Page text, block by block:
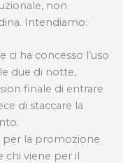
non
Intendiamo:
ci ha concesso l’uso
due di notte,
finale di entrare
di staccare la
per la promozione
chi viene per il